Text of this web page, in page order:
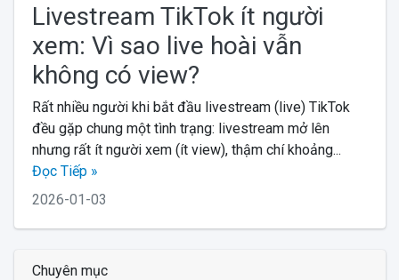
Livestream TikTok ít người
xem: Vì sao live hoài vẫn
không có view?
Rất nhiều người khi bắt đầu livestream (live) TikTok
đều gặp chung một tình trạng: livestream mở lên
nhưng rất ít người xem (ít view), thậm chí khoảng...
Đọc Tiếp »
2026-01-03
Chuyên mục